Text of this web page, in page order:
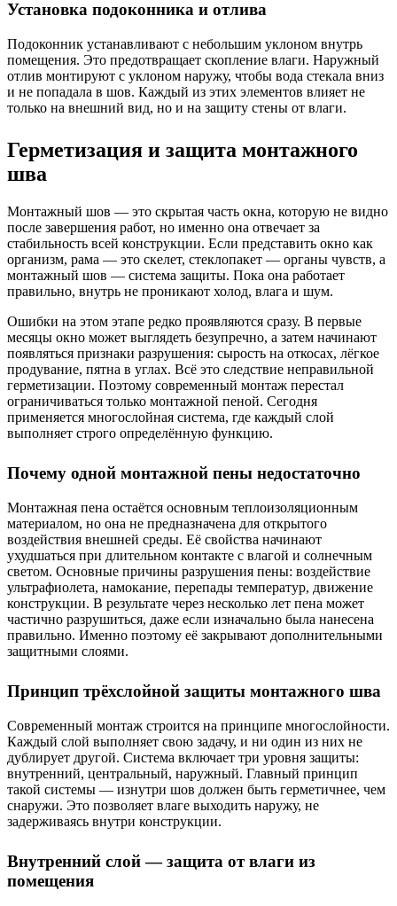
Установка подоконника и отлива
Подоконник устанавливают с небольшим уклоном внутрь
помещения. Это предотвращает скопление влаги. Наружный
отлив монтируют с уклоном наружу, чтобы вода стекала вниз
и не попадала в шов. Каждый из этих элементов влияет не
только на внешний вид, но и на защиту стены от влаги.
Герметизация и защита монтажного
шва
Монтажный шов — это скрытая часть окна, которую не видно
после завершения работ, но именно она отвечает за
стабильность всей конструкции. Если представить окно как
организм, рама — это скелет, стеклопакет — органы чувств, а
монтажный шов — система защиты. Пока она работает
правильно, внутрь не проникают холод, влага и шум.
Ошибки на этом этапе редко проявляются сразу. В первые
месяцы окно может выглядеть безупречно, а затем начинают
появляться признаки разрушения: сырость на откосах, лёгкое
продувание, пятна в углах. Всё это следствие неправильной
герметизации. Поэтому современный монтаж перестал
ограничиваться только монтажной пеной. Сегодня
применяется многослойная система, где каждый слой
выполняет строго определённую функцию.
Почему одной монтажной пены недостаточно
Монтажная пена остаётся основным теплоизоляционным
материалом, но она не предназначена для открытого
воздействия внешней среды. Её свойства начинают
ухудшаться при длительном контакте с влагой и солнечным
светом. Основные причины разрушения пены: воздействие
ультрафиолета, намокание, перепады температур, движение
конструкции. В результате через несколько лет пена может
частично разрушиться, даже если изначально была нанесена
правильно. Именно поэтому её закрывают дополнительными
защитными слоями.
Принцип трёхслойной защиты монтажного шва
Современный монтаж строится на принципе многослойности.
Каждый слой выполняет свою задачу, и ни один из них не
дублирует другой. Система включает три уровня защиты:
внутренний, центральный, наружный. Главный принцип
такой системы — изнутри шов должен быть герметичнее, чем
снаружи. Это позволяет влаге выходить наружу, не
задерживаясь внутри конструкции.
Внутренний слой — защита от влаги из
помещения